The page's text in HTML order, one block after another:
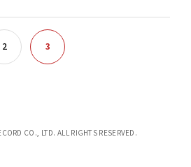
2 3
CO., LTD. ALL RIGHTS RESERVED.